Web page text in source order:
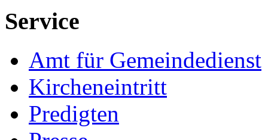
Service
Amt für Gemeindedienst
Kircheneintritt
Predigten